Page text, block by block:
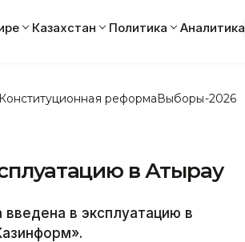
Казахстан Политика Аналитика
Конституционная реформаВыборы-2026
в Атырау
в эксплуатацию в